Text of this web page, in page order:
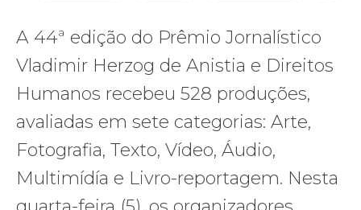
A 44ª edição do Prêmio Jornalístico
Vladimir Herzog de Anistia e Direitos
Humanos recebeu 528 produções,
avaliadas em sete categorias: Arte,
Fotografia, Texto, Vídeo, Áudio,
Multimídía e Livro-reportagem. Nesta